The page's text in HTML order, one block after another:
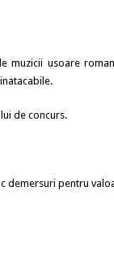
muzicii usoare
de concurs.
demersuri pentru